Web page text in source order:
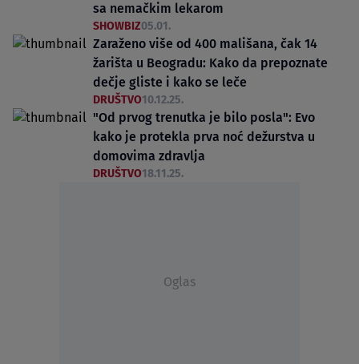
sa nemačkim lekarom
SHOWBIZ05.01.
Zaraženo više od 400 mališana, čak 14
žarišta u Beogradu: Kako da prepoznate
dečje gliste i kako se leče
DRUŠTVO10.12.25.
"Od prvog trenutka je bilo posla": Evo
kako je protekla prva noć dežurstva u
domovima zdravlja
DRUŠTVO18.11.25.
Oglas